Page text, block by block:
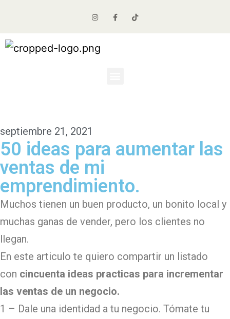
septiembre 21, 2021
50 ideas para aumentar las
ventas de mi
emprendimiento.
Muchos tienen un buen producto, un bonito local y
muchas ganas de vender, pero los clientes no
llegan.
En este articulo te quiero compartir un listado
con cincuenta ideas practicas para incrementar
las ventas de un negocio.
1 – Dale una identidad a tu negocio. Tómate tu